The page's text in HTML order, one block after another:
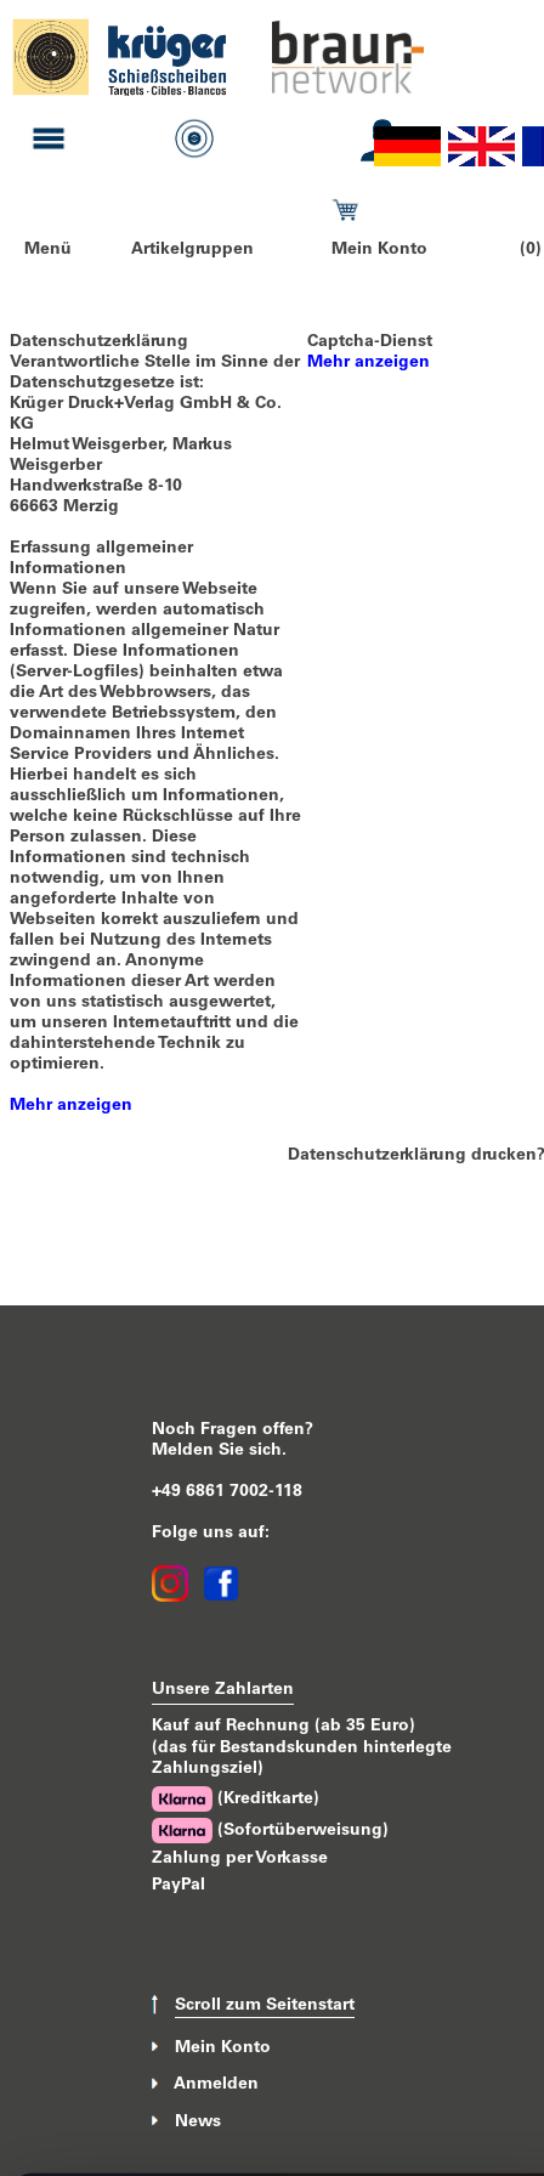
Menü Artikelgruppen Mein Konto
Datenschutzerklärung
Verantwortliche Stelle im Sinne der
Datenschutzgesetze ist:
Krüger Druck+Verlag GmbH & Co.
KG
Helmut Weisgerber, Markus
Weisgerber
Handwerkstraße 8-10
66663 Merzig
Erfassung allgemeiner
Informationen
Wenn Sie auf unsere Webseite
zugreifen, werden automatisch
Informationen allgemeiner Natur
erfasst. Diese Informationen
(Server-Logfiles) beinhalten etwa
die Art des Webbrowsers, das
verwendete Betriebssystem, den
Domainnamen Ihres Internet
Service Providers und Ähnliches.
Hierbei handelt es sich
ausschließlich um Informationen,
welche keine Rückschlüsse auf Ihre
Person zulassen. Diese
Informationen sind technisch
notwendig, um von Ihnen
angeforderte Inhalte von
Webseiten korrekt auszuliefern und
fallen bei Nutzung des Internets
zwingend an. Anonyme
Informationen dieser Art werden
von uns statistisch ausgewertet,
um unseren Internetauftritt und die
dahinterstehende Technik zu
optimieren.
Mehr anzeigen
Captcha-Dienst
Mehr anzeigen
Datenschutzerklärung
Noch Fragen offen?
Melden Sie sich.
+49 6861 7002-118
Folge uns auf:
Unsere Zahlarten
Kauf auf Rechnung (ab 35 Euro)
(das für Bestandskunden hinterlegte
Zahlungsziel)
(Kreditkarte)
(Sofortüberweisung)
Zahlung per Vorkasse
PayPal
Scroll zum Seitenstart
Mein Konto
Anmelden
News